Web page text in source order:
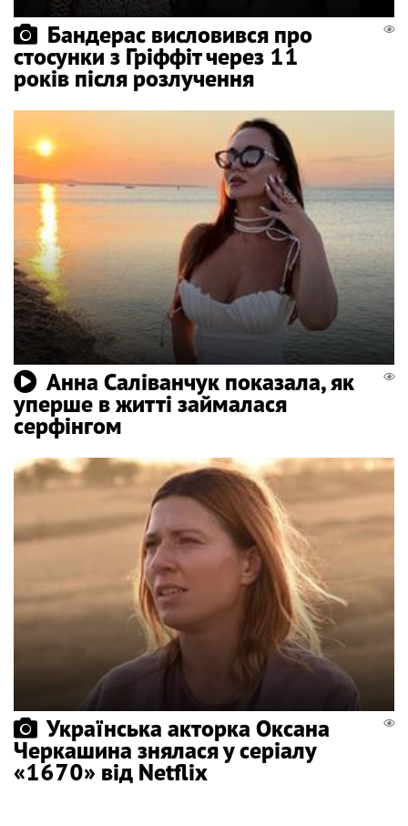
Бандерас висловився про
стосунки з Гріффіт через 11
років після розлучення
Анна Саліванчук показала, як
уперше в житті займалася
серфінгом
Українська акторка Оксана
Черкашина знялася у серіалу
«1670» від Netflix